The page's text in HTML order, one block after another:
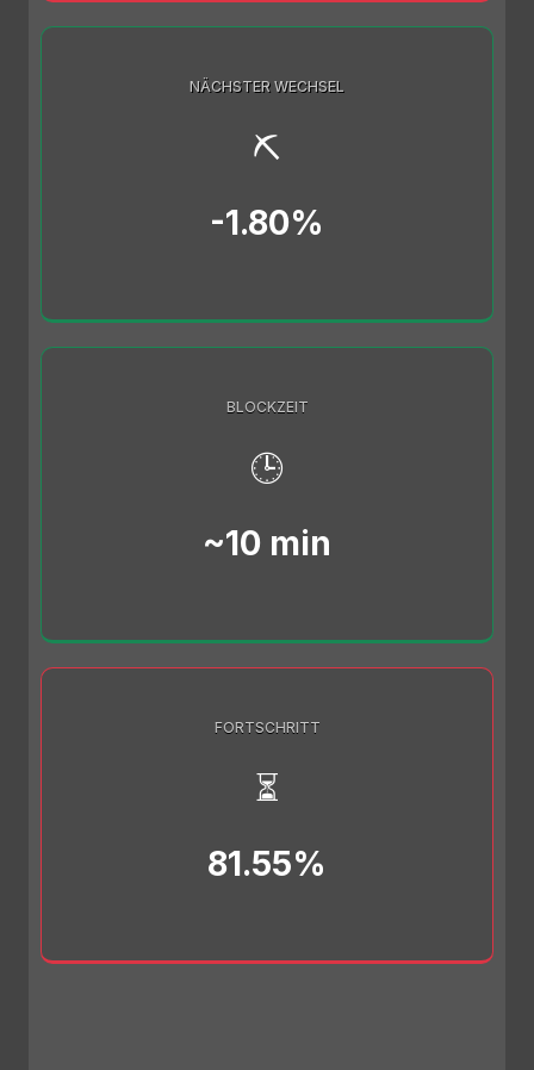
NÄCHSTER WECHSEL
⛏️
-1.80%
BLOCKZEIT
🕒
~10 min
FORTSCHRITT
⏳
81.55%